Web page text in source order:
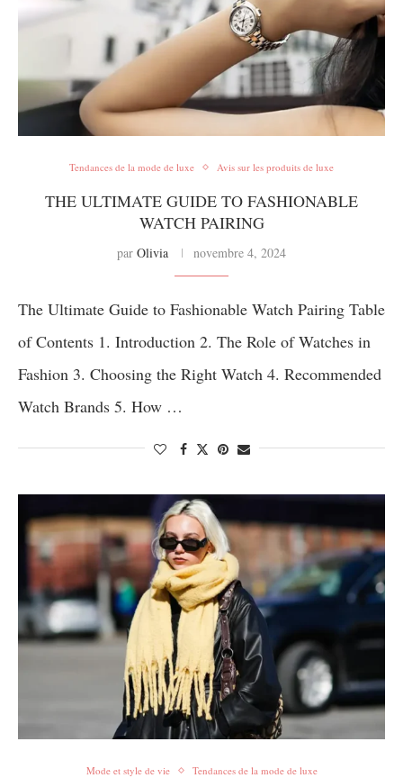
Tendances de la mode de luxe Avis sur les produits de luxe
THE ULTIMATE GUIDE TO FASHIONABLE
WATCH PAIRING
par Olivia novembre 4, 2024
The Ultimate Guide to Fashionable Watch Pairing Table
of Contents 1. Introduction 2. The Role of Watches in
Fashion 3. Choosing the Right Watch 4. Recommended
Watch Brands 5. How …
Mode et style de vie Tendances de la mode de luxe